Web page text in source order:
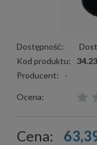
Dostępność:
Kod produktu:
Producent:
-
Ocena:
Cena: